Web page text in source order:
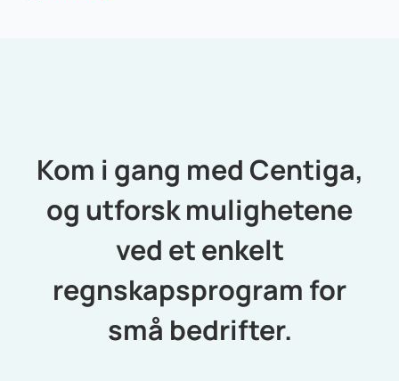
Kom i gang med Centiga,
og utforsk mulighetene
ved et enkelt
regnskapsprogram for
små bedrifter.